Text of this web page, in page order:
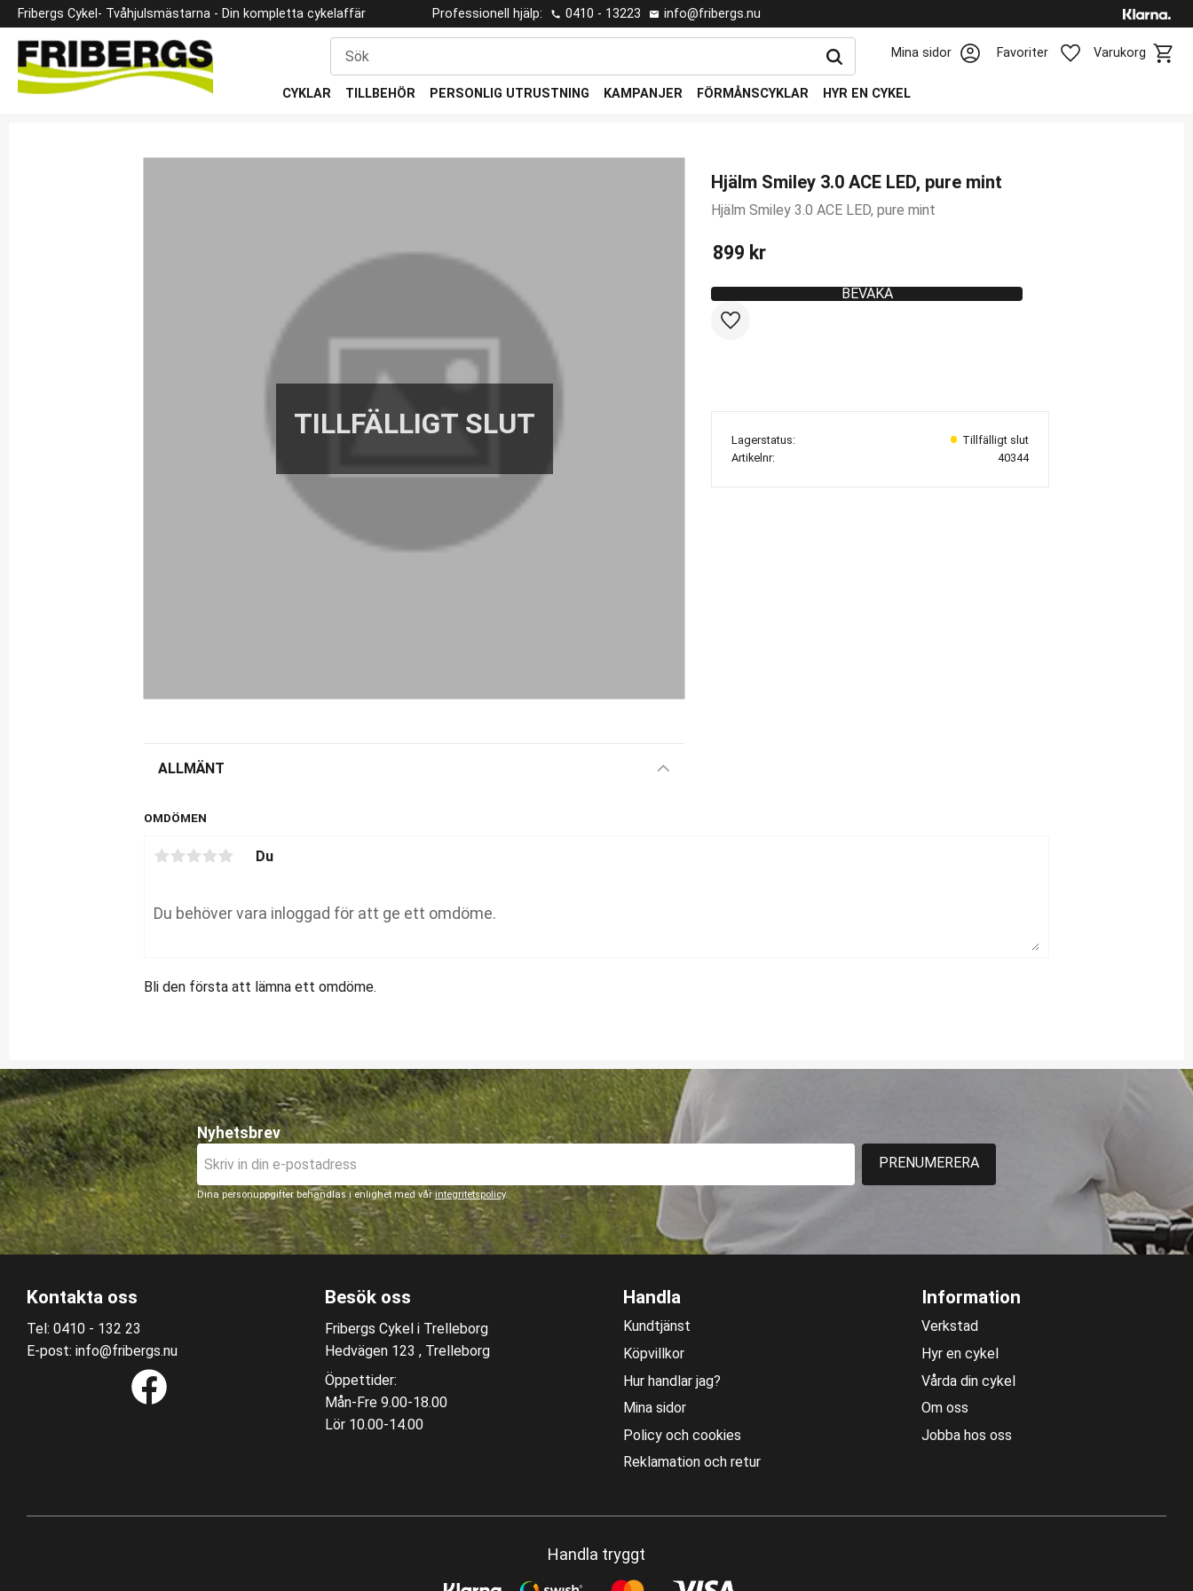
Fribergs Cykel - Tvåhjulsmästarna - Din kompletta cykelaffär Professionell hjälp: 0410 - 13223 info@fribergs.nu
Mina sidor Favoriter Varukorg
Favoriter
CYKLAR TILLBEHÖR PERSONLIG UTRUSTNING KAMPANJER FÖRMÅNSCYKLAR HYR EN CYKEL
Hjälm Smiley 3.0 ACE LED, pure mint
Hjälm Smiley 3.0 ACE LED, pure mint
899 kr
Lägg till i favoriter
BEVAKA
Lagerstatus
Artikelnr
40344
ALLMÄNT
OMDÖMEN
Du
Bli den första att lämna ett omdöme.
Nyhetsbrev
PRENUMERERA
Dina personuppgifter behandlas i enlighet med vårintegritetspolicy.
Kontakta oss
Tel: 0410 - 132 23
E-post: info@fribergs.nu
Besök oss
Fribergs Cykel i Trelleborg
Hedvägen 123 , Trelleborg
Öppettider:
Mån-Fre 9.00-18.00
Lör 10.00-14.00
Handla
Kundtjänst
Köpvillkor
Hur handlar jag?
Mina sidor
Policy och cookies
Reklamation och retur
Information
Verkstad
Hyr en cykel
Vårda din cykel
Om oss
Jobba hos oss
Handla tryggt